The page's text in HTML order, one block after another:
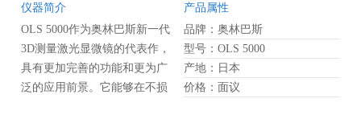
仪器简介
OLS 5000作为奥林巴斯新一代
3D测量激光显微镜的代表作，
具有更加完善的功能和更为广
泛的应用前景。它能够在不损
产品属性
品牌：奥林巴斯
型号：OLS 5000
产地：日本
价格：面议